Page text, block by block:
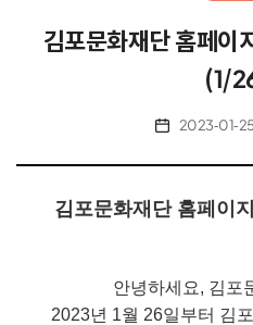
김포문화재단 홈페이
(1/
2023-01-25
김포문화재단 홈페이
안녕하세요, 김포
2023년 1월 26일부터 김